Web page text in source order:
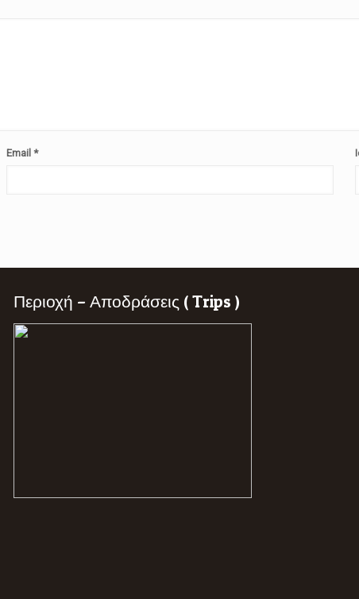
Email*
Περιοχή – Αποδράσεις ( Trips )